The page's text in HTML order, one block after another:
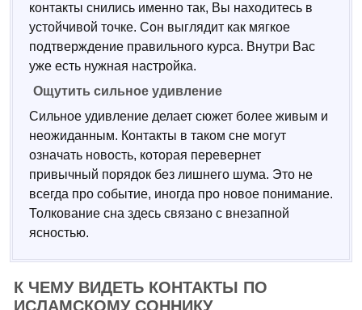
контакты снились именно так, Вы находитесь в
устойчивой точке. Сон выглядит как мягкое
подтверждение правильного курса. Внутри Вас
уже есть нужная настройка.
Ощутить сильное удивление
Сильное удивление делает сюжет более живым и
неожиданным. Контакты в таком сне могут
означать новость, которая перевернет
привычный порядок без лишнего шума. Это не
всегда про событие, иногда про новое понимание.
Толкование сна здесь связано с внезапной
ясностью.
К ЧЕМУ ВИДЕТЬ КОНТАКТЫ ПО
ИСЛАМСКОМУ СОННИКУ